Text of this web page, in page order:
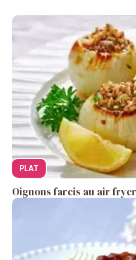
PLAT
Oignons farcis au air fryer